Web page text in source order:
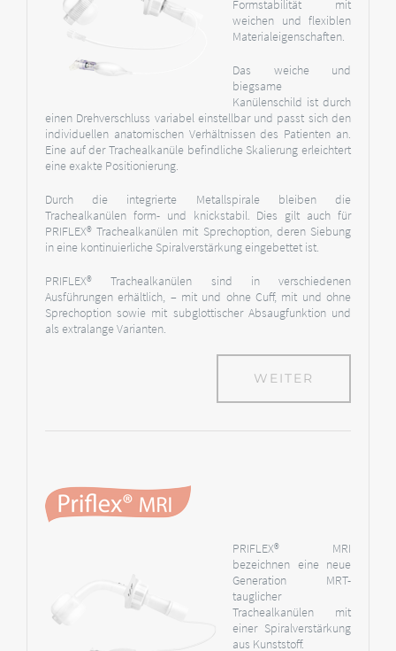
Formstabilität mit
weichen und flexiblen
Materialeigenschaften.
Das weiche und
biegsame
Kanülenschild ist durch
einen Drehverschluss variabel einstellbar und passt sich den
individuellen anatomischen Verhältnissen des Patienten an.
Eine auf der Trachealkanüle befindliche Skalierung erleichtert
eine exakte Positionierung.
Durch die integrierte Metallspirale bleiben die
Trachealkanülen form- und knickstabil. Dies gilt auch für
PRIFLEX® Trachealkanülen mit Sprechoption, deren Siebung
in eine kontinuierliche Spiralverstärkung eingebettet ist.
PRIFLEX® Trachealkanülen sind in verschiedenen
Ausführungen erhältlich, – mit und ohne Cuff, mit und ohne
Sprechoption sowie mit subglottischer Absaugfunktion und
als extralange Varianten.
WEITER
PRIFLEX® MRI
bezeichnen eine neue
Generation MRT-
tauglicher
Trachealkanülen mit
einer Spiralverstärkung
aus Kunststoff.